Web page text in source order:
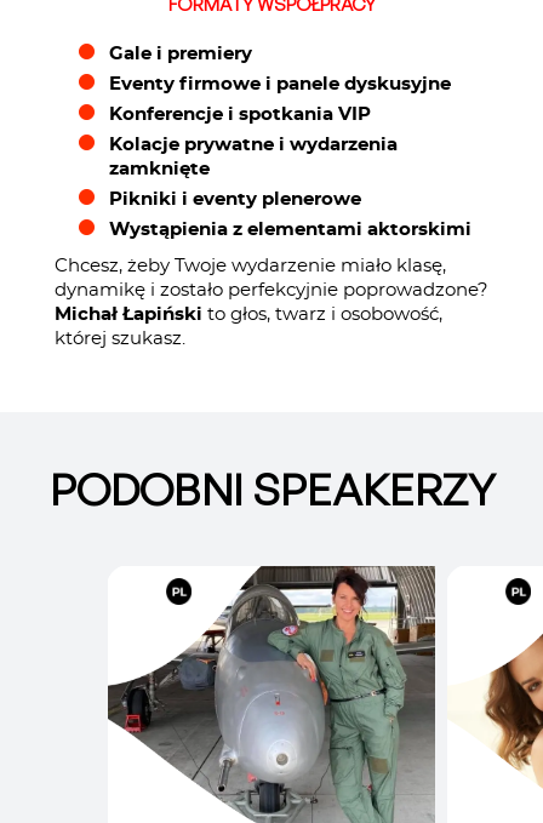
Gale i premiery
Eventy firmowe i panele dyskusyjne
Konferencje i spotkania VIP
Kolacje prywatne i wydarzenia
zamknięte
Pikniki i eventy plenerowe
Wystąpienia z elementami aktorskimi
Chcesz, żeby Twoje wydarzenie miało klasę,
dynamikę i zostało perfekcyjnie poprowadzone?
Michał Łapiński to głos, twarz i osobowość,
której szukasz.
PODOBNI SPEAKERZY